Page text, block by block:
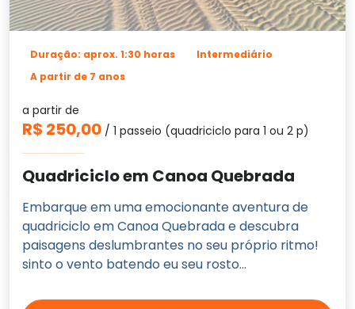
Duração: aprox. 1:30 horas
Intermediário
A partir de 7 anos
a partir de
R$ 250,00 / 1 passeio (quadriciclo para 1 ou 2 p)
Quadriciclo em Canoa Quebrada
Embarque em uma emocionante aventura de
quadriciclo em Canoa Quebrada e descubra
paisagens deslumbrantes no seu próprio ritmo!
sinto o vento batendo eu seu rosto...